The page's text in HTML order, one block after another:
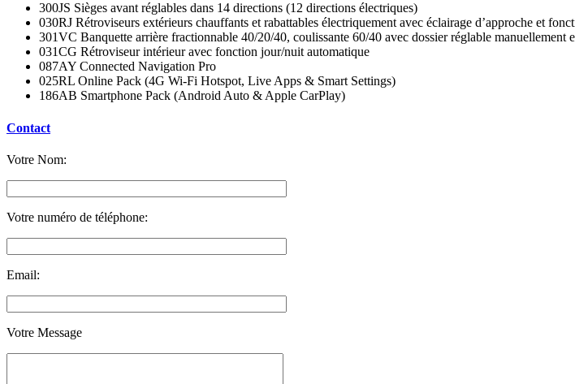
300JS Sièges avant réglables dans 14 directions (12 directions électriques)
030RJ Rétroviseurs extérieurs chauffants et rabattables électriquement avec éclairage d’approche et
301VC Banquette arrière fractionnable 40/20/40, coulissante 60/40 avec dossier réglable manuellement
031CG Rétroviseur intérieur avec fonction jour/nuit automatique
087AY Connected Navigation Pro
025RL Online Pack (4G Wi-Fi Hotspot, Live Apps & Smart Settings)
186AB Smartphone Pack (Android Auto & Apple CarPlay)
Contact
Votre Nom:
Votre numéro de téléphone:
Email:
Votre Message